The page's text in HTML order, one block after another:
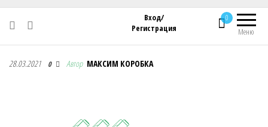
Меню
0
Вход/
Регистрация
Первая Украинская Сувенирная Компания
28.03.2021 0 Автор МАКСИМ КОРОБКА